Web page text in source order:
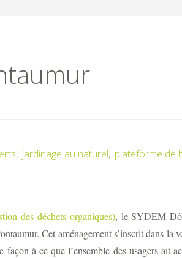
, jardinage au naturel, plateforme de
des déchets organiques), le SYDEM
Cet aménagement s’inscrit dans
à ce que l’ensemble des usagers ait